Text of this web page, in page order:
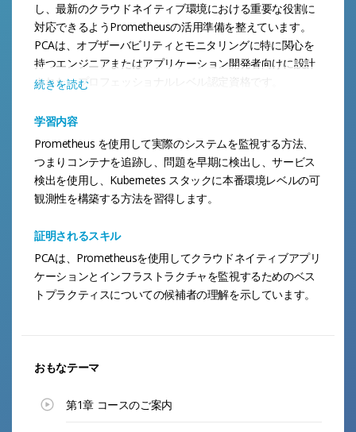
し、最新のクラウドネイティブ環境における重要な役割に
対応できるようPrometheusの活用準備を整えています。
PCAは、オブザーバビリティとモニタリングに特に関心を
持つエンジニアまたはアプリケーション開発者向けに設計
された、プロフェッショナルレベル認定資格です。
続きを読む
学習内容
Prometheus を使用して実際のシステムを監視する方法、
つまりコンテナを追跡し、問題を早期に検出し、サービス
検出を使用し、Kubernetes スタックに本番環境レベルの可
観測性を構築する方法を習得します。
証明されるスキル
PCAは、Prometheusを使用してクラウドネイティブアプリ
ケーションとインフラストラクチャを監視するためのベス
トプラクティスについての候補者の理解を示しています。
おもなテーマ
第1章 コースのご案内